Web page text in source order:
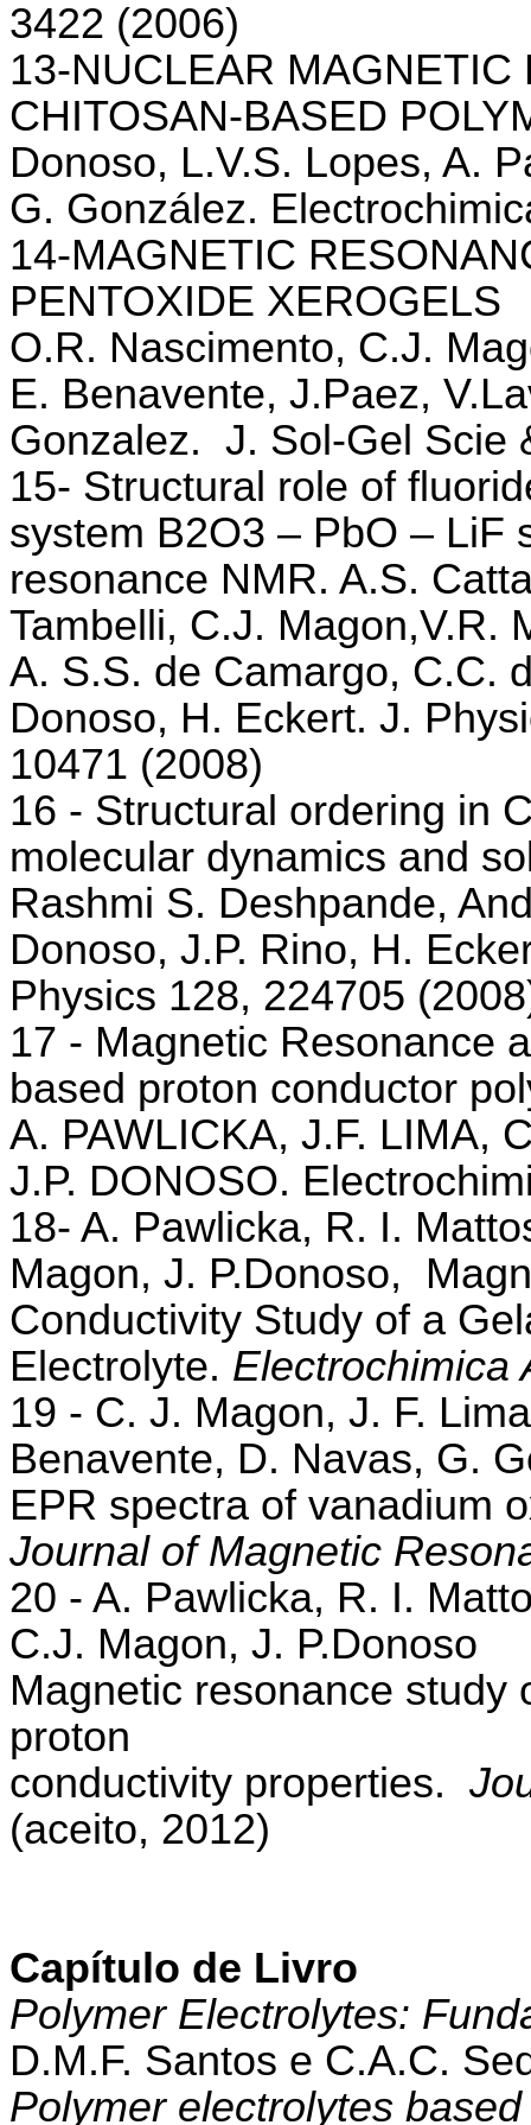
3422 (2006)
13-NUCLEAR
CHITOSAN-BASED
Donoso, L.V.S. Lopes, A.
G. González.
14-MAGNETIC
PENTOXIDE XEROGELS
O.R. Nascimento, C.J.
E. Benavente, J.Paez,
Gonzalez. J. Sol-Gel Scie
15- Structural role of
system B2O3 – PbO – LiF
resonance NMR. A.S.
Tambelli, C.J. Magon,V.R.
A. S.S. de Camargo, C.C.
Donoso, H. Eckert. J.
10471 (2008)
16 - Structural ordering in
molecular dynamics and
Rashmi S. Deshpande,
Donoso, J.P. Rino, H.
Physics 128, 224705
17 - Magnetic Resonance
based proton conductor
A. PAWLICKA, J.F. LIMA,
J.P. DONOSO.
18- A. Pawlicka, R. I.
Magon, J. P.Donoso,
Conductivity Study of a
Electrolyte. Electrochimica
19 - C. J. Magon, J. F.
Benavente, D. Navas, G.
EPR spectra of vanadium
Journal of Magnetic
20 - A. Pawlicka, R. I.
C.J. Magon, J. P.Donoso
Magnetic resonance study
proton
conductivity properties.
(aceito, 2012)
Capítulo de Livro
Polymer Electrolytes:
D.M.F. Santos e C.A.C.
Polymer electrolytes